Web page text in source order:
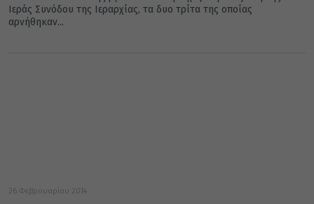
Ιεράς Συνόδου της Ιεραρχίας, τα δυο τρίτα της οποίας
αρνήθηκαν...
26 Φεβρουαρίου 2014